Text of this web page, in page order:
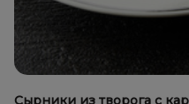
Сырники из творога с